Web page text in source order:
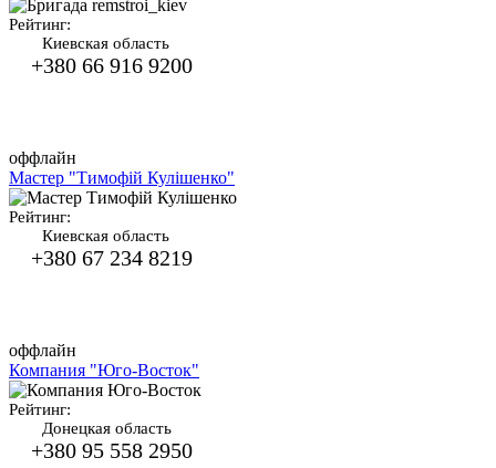
Рейтинг:
Киевская область
+380 66 916 9200
оффлайн
Мастер "Тимофій Кулішенко"
Рейтинг:
Киевская область
+380 67 234 8219
оффлайн
Компания "Юго-Восток"
Рейтинг:
Донецкая область
+380 95 558 2950